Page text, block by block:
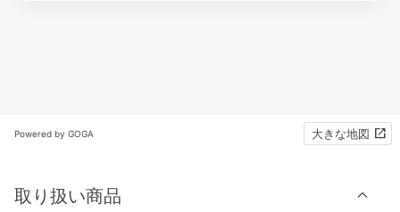
Powered by GOGA 大きな地図
取り扱い商品